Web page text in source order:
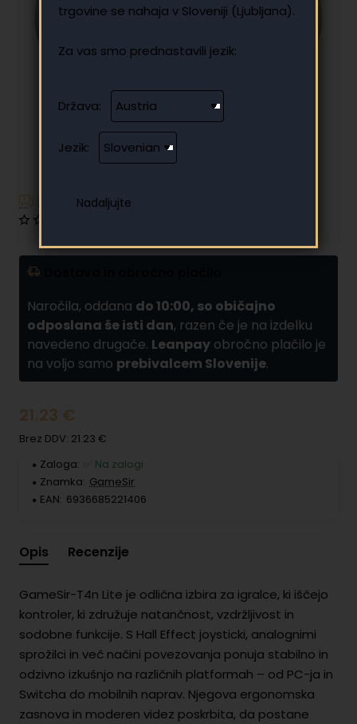
trgovine se nahaja v Sloveniji (Ljubljana).
Za vas smo prednastavili jezik:
Država:
Jezik:
Imate dodatna vprašanja?
Naročila, oddana do 10:00, so običajno
odposlana še isti dan, razen če je na izdelku
navedeno drugače. Leanpay obročno plačilo je
na voljo samo prebivalcem Slovenije.
21.23 €
Brez DDV: 21.23 €
Zaloga:
✅ Na zalogi
Znamka: GameSir
EAN: 6936685221406
Opis Recenzije
GameSir-T4n Lite je odlična izbira za igralce, ki iščejo
kontroler, ki združuje natančnost, vzdržljivost in
sodobne funkcije. S Hall Effect joysticki, analognimi
sprožilci in več načini povezovanja ponuja stabilno in
odzivno izkušnjo na različnih platformah – od PC-ja in
Switcha do mobilnih naprav. Njegova ergonomska
zasnova in moderen videz poskrbita, da postane